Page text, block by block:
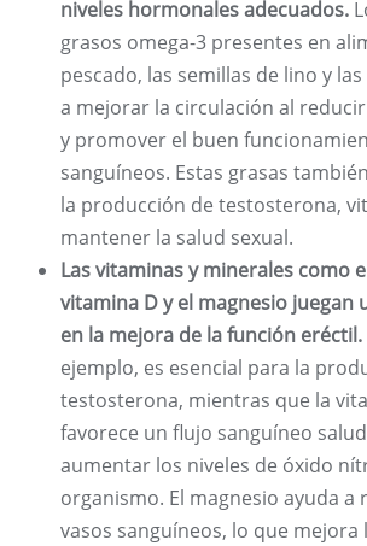
niveles hormonales adecuados.
grasos omega-3 presentes en
pescado, las semillas de lino y
a mejorar la circulación al
y promover el buen
sanguíneos. Estas grasas
la producción de testosterona,
mantener la salud sexual.
Las vitaminas y minerales como
vitamina D y el magnesio juegan
en la mejora de la función eréctil.
ejemplo, es esencial para la
testosterona, mientras que la
favorece un flujo sanguíneo
aumentar los niveles de óxido
organismo. El magnesio ayuda a
vasos sanguíneos, lo que mejora